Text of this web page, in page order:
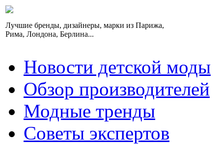
Лучшие бренды, дизайнеры, марки из Парижа,
Рима, Лондона, Берлина...
Новости детской моды
Обзор производителей
Модные тренды
Советы экспертов